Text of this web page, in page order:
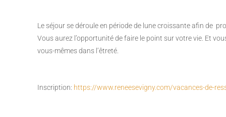
Le séjour se déroule en période de lune croissante afin de
Vous aurez l’opportunité de faire le point sur votre vie. Et
vous-mêmes dans l’êtreté.
Inscription: https://www.reneesevigny.com/vacances-de-